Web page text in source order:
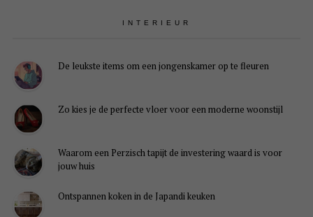
INTERIEUR
De leukste items om een jongenskamer op te fleuren
Zo kies je de perfecte vloer voor een moderne woonstijl
Waarom een Perzisch tapijt de investering waard is voor
jouw huis
Ontspannen koken in de Japandi keuken